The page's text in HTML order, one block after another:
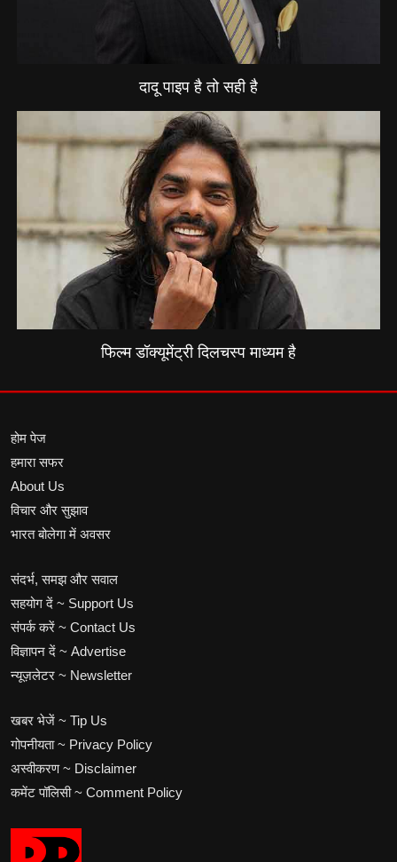
दादू पाइप है तो सही है
फिल्म डॉक्यूमेंट्री दिलचस्प माध्यम है
होम पेज
हमारा सफर
About Us
विचार और सुझाव
भारत बोलेगा में अवसर
संदर्भ, समझ और सवाल
सहयोग दें ~ Support Us
संपर्क करें ~ Contact Us
विज्ञापन दें ~ Advertise
न्यूज़लेटर ~ Newsletter
खबर भेजें ~ Tip Us
गोपनीयता ~ Privacy Policy
अस्वीकरण ~ Disclaimer
कमेंट पॉलिसी ~ Comment Policy